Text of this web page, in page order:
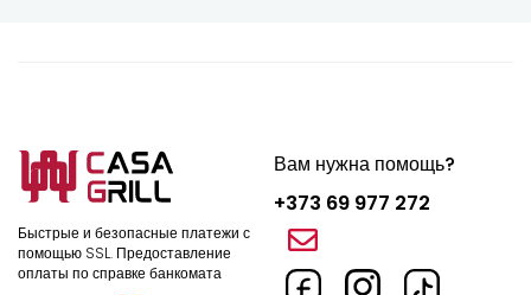
готовки
Совместимость - подходят для казанов, сковород, кастрюль
и грилей.
Особой популярностью пользуется чугунная газовая горелка
Быстрые и безопасные платежи с
помощью SSL. Предоставление
оплаты по справке банкомата
Вам нужна помощь?
+373 69 977 272